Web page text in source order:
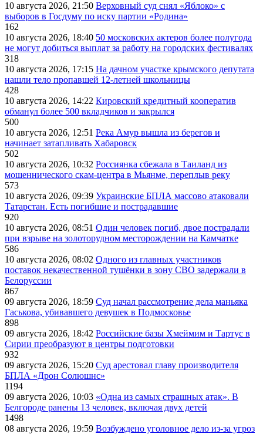
10 августа 2026, 21:50 Верховный суд снял «Яблоко» с
выборов в Госдуму по иску партии «Родина»
162
10 августа 2026, 18:40 50 московских актеров более полугода
не могут добиться выплат за работу на городских фестивалях
318
10 августа 2026, 17:15 На дачном участке крымского депутата
нашли тело пропавшей 12-летней школьницы
428
10 августа 2026, 14:22 Кировский кредитный кооператив
обманул более 500 вкладчиков и закрылся
500
10 августа 2026, 12:51 Река Амур вышла из берегов и
начинает затапливать Хабаровск
502
10 августа 2026, 10:32 Россиянка сбежала в Таиланд из
мошеннического скам-центра в Мьянме, переплыв реку
573
10 августа 2026, 09:39 Украинские БПЛА массово атаковали
Татарстан. Есть погибшие и пострадавшие
920
10 августа 2026, 08:51 Один человек погиб, двое пострадали
при взрыве на золоторудном месторождении на Камчатке
586
10 августа 2026, 08:02 Одного из главных участников
поставок некачественной тушёнки в зону СВО задержали в
Белоруссии
867
09 августа 2026, 18:59 Суд начал рассмотрение дела маньяка
Гаськова, убивавшего девушек в Подмосковье
898
09 августа 2026, 18:42 Российские базы Хмеймим и Тартус в
Сирии преобразуют в центры подготовки
932
09 августа 2026, 15:20 Суд арестовал главу производителя
БПЛА «Дрон Солюшнс»
1194
09 августа 2026, 10:03 «Одна из самых страшных атак». В
Белгороде ранены 13 человек, включая двух детей
1498
08 августа 2026, 19:59 Возбуждено уголовное дело из-за угроз